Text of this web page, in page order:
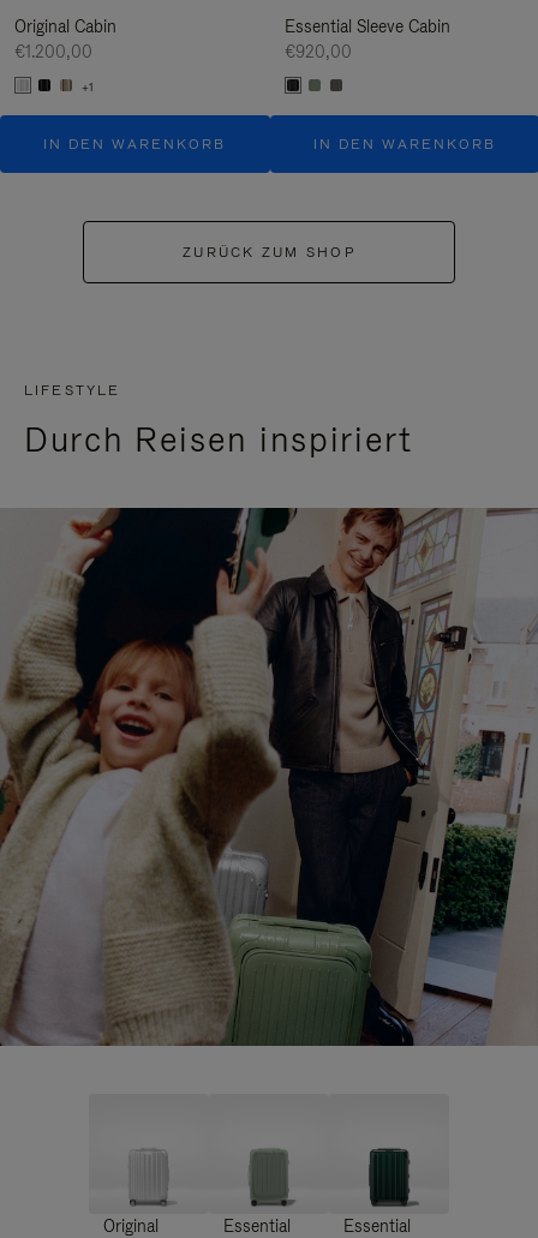
Original Cabin
€1.200,00
+1
IN DEN WARENKORB
Essential Sleeve Cabin
€920,00
IN DEN WARENKORB
ZURÜCK ZUM SHOP
LIFESTYLE
Durch Reisen inspiriert
Original
Essential
Essential